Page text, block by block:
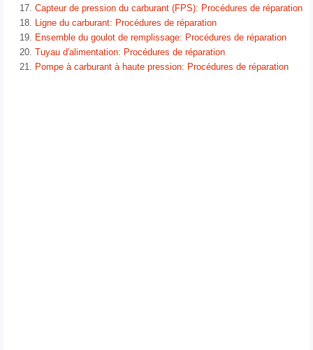
Capteur de pression du carburant (FPS): Procédures de réparation
Ligne du carburant: Procédures de réparation
Ensemble du goulot de remplissage: Procédures de réparation
Tuyau d′alimentation: Procédures de réparation
Pompe à carburant à haute pression: Procédures de réparation